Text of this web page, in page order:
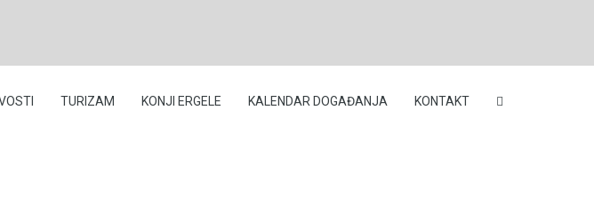
TURIZAM KONJI ERGELE KALENDAR DOGAĐANJA KONTAKT